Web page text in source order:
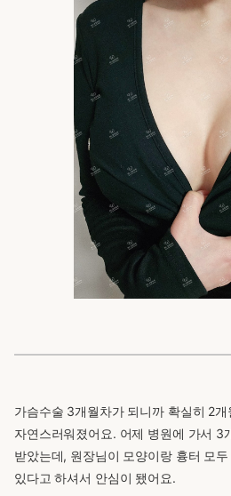
가슴수술 3개월차가 되니까 확실히 2
자연스러워졌어요. 어제 병원에 가서 3
받았는데, 원장님이 모양이랑 흉터 모
있다고 하셔서 안심이 됐어요.